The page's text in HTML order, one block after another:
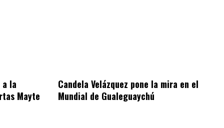
la
Mayte
Candela Velázquez pone la mira en el
Mundial de Gualeguaychú